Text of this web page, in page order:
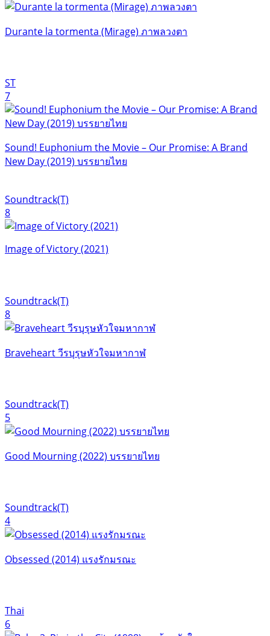
Durante la tormenta (Mirage) ภาพลวงตา
ST
7
Sound! Euphonium the Movie – Our Promise: A Brand
New Day (2019) บรรยายไทย
Soundtrack(T)
8
Image of Victory (2021)
Soundtrack(T)
8
Braveheart วีรบุรุษหัวใจมหากาฬ
Soundtrack(T)
5
Good Mourning (2022) บรรยายไทย
Soundtrack(T)
4
Obsessed (2014) แรงรักมรณะ
Thai
6